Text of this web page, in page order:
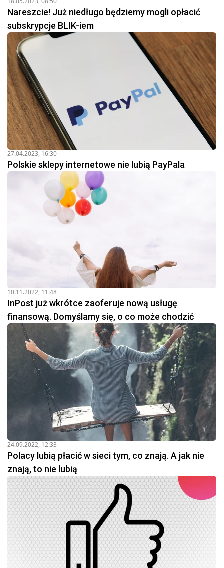
Nareszcie! Już niedługo będziemy mogli opłacić
subskrypcje BLIK-iem
27.04.2023, 16:30
Polskie sklepy internetowe nie lubią PayPala
10.11.2022, 11:48
InPost już wkrótce zaoferuje nową usługę
finansową. Domyślamy się, o co może chodzić
24.09.2022, 12:33
Polacy lubią płacić w sieci tym, co znają. A jak nie
znają, to nie lubią